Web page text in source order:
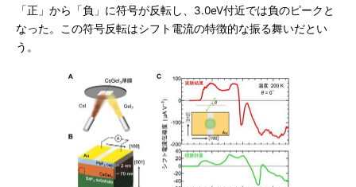
「正」から「負」に符号が反転し、3.0eV付近では負のピークと
なった。この符号反転はシフト電流の特徴的な振る舞いだとい
う。